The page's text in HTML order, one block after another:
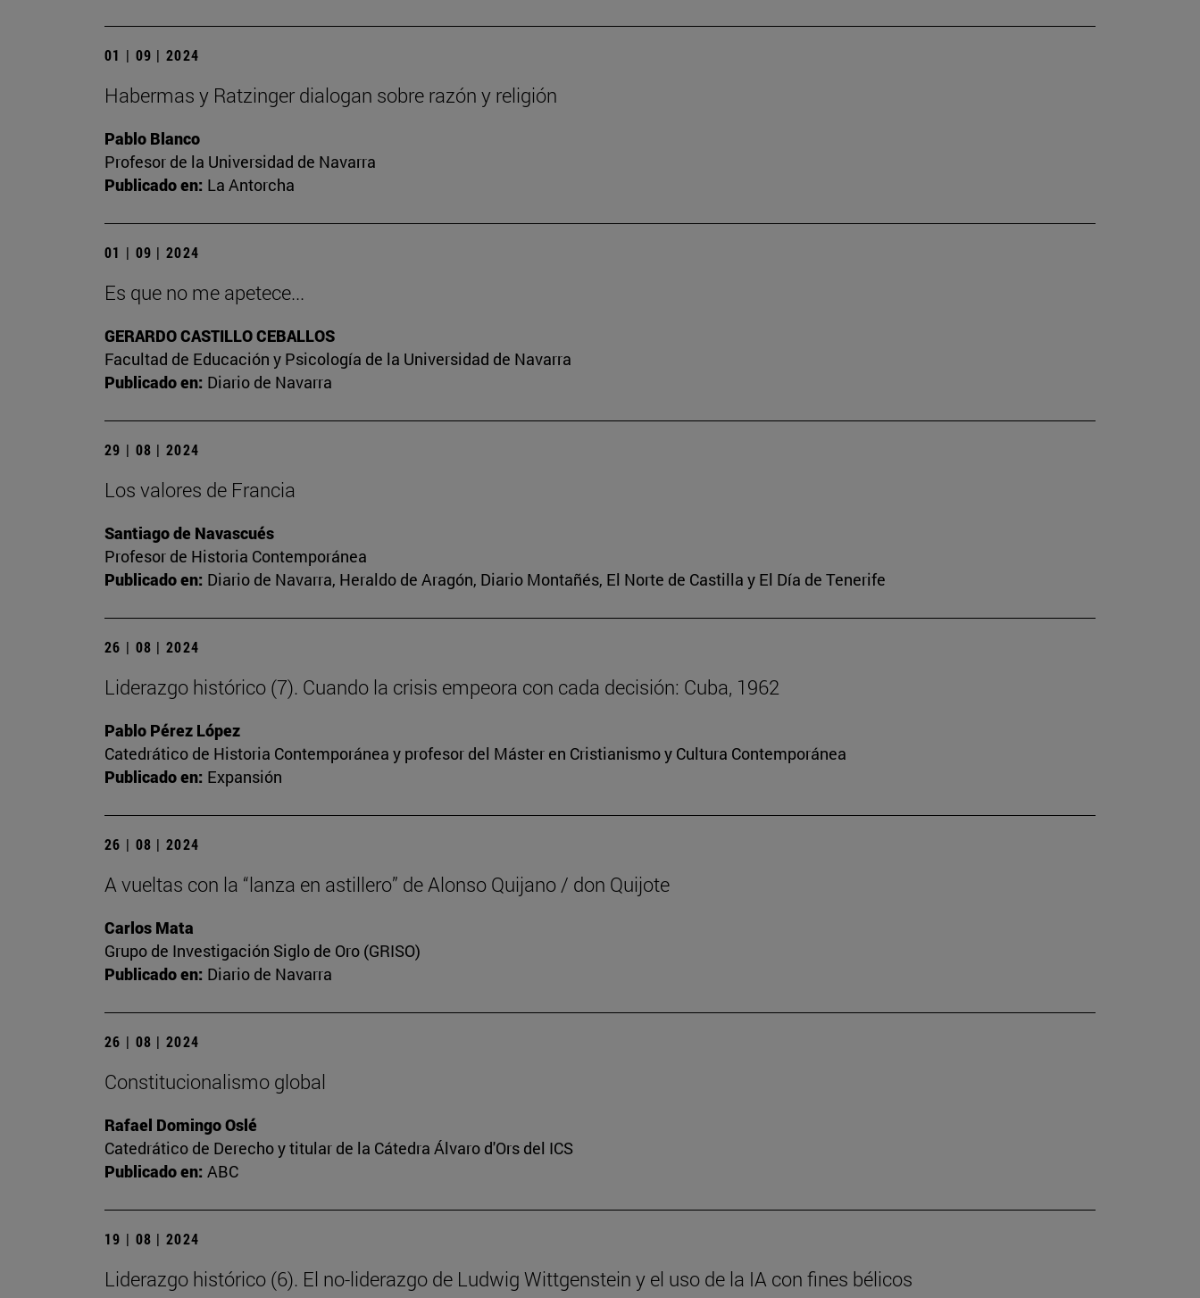
01 | 09 | 2024
Habermas y Ratzinger dialogan sobre razón y religión
Pablo Blanco
Profesor de la Universidad de Navarra
Publicado en: La Antorcha
01 | 09 | 2024
Es que no me apetece...
GERARDO CASTILLO CEBALLOS
Facultad de Educación y Psicología de la Universidad de Navarra
Publicado en: Diario de Navarra
29 | 08 | 2024
Los valores de Francia
Santiago de Navascués
Profesor de Historia Contemporánea
Publicado en: Diario de Navarra, Heraldo de Aragón, Diario Montañés, El Norte de Castilla y El Día de Tenerife
26 | 08 | 2024
Liderazgo histórico (7). Cuando la crisis empeora con cada decisión: Cuba, 1962
Pablo Pérez López
Catedrático de Historia Contemporánea y profesor del Máster en Cristianismo y Cultura Contemporánea
Publicado en: Expansión
26 | 08 | 2024
A vueltas con la “lanza en astillero” de Alonso Quijano / don Quijote
Carlos Mata
Grupo de Investigación Siglo de Oro (GRISO)
Publicado en: Diario de Navarra
26 | 08 | 2024
Constitucionalismo global
Rafael Domingo Oslé
Catedrático de Derecho y titular de la Cátedra Álvaro d'Ors del ICS
Publicado en: ABC
19 | 08 | 2024
Liderazgo histórico (6). El no-liderazgo de Ludwig Wittgenstein y el uso de la IA con fines bélicos